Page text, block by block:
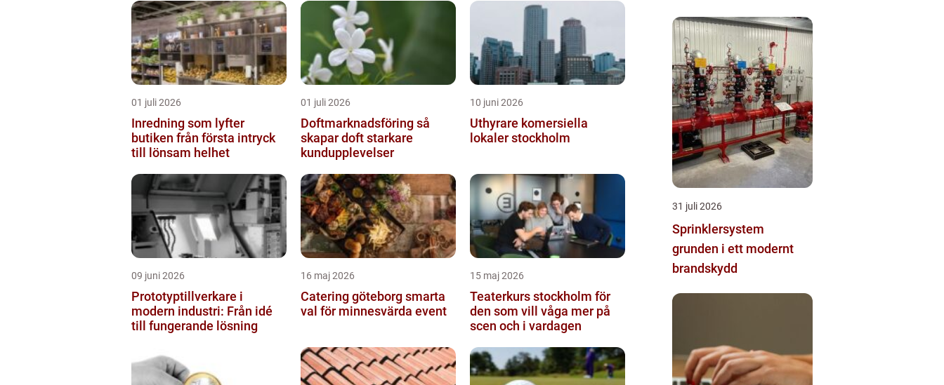
01 juli 2026
Inredning som lyfter
butiken från första intryck
till lönsam helhet
01 juli 2026
Doftmarknadsföring så
skapar doft starkare
kundupplevelser
10 juni 2026
Uthyrare komersiella
lokaler stockholm
09 juni 2026
Prototyptillverkare i
modern industri: Från idé
till fungerande lösning
16 maj 2026
Catering göteborg smarta
val för minnesvärda event
15 maj 2026
Teaterkurs stockholm för
den som vill våga mer på
scen och i vardagen
31 juli 2026
Sprinklersystem
grunden i ett modernt
brandskydd